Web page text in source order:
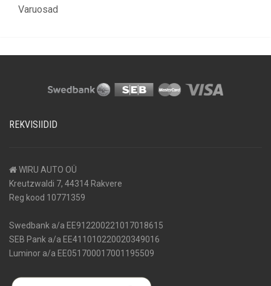
Varuosad
REKVISIIDID
WIRU AUTO OÜ
Kreutzwaldi 7, 44314 Rakvere
Reg kood 10771359
Swedbank a/a EE912200221017018615
SEB Pank a/a EE411010220020349016
Luminor a/a EE051700017001195509